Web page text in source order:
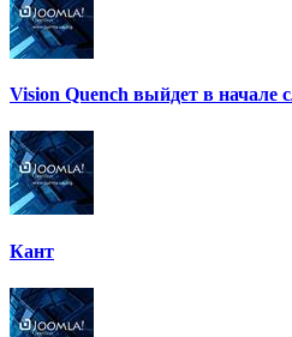
Vision Quench выйдет в начале
Кант